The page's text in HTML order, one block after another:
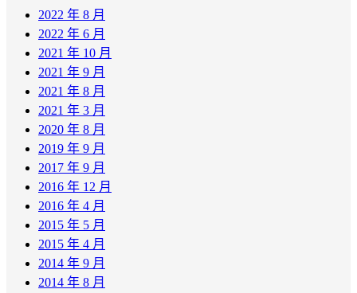
2022 年 8 月
2022 年 6 月
2021 年 10 月
2021 年 9 月
2021 年 8 月
2021 年 3 月
2020 年 8 月
2019 年 9 月
2017 年 9 月
2016 年 12 月
2016 年 4 月
2015 年 5 月
2015 年 4 月
2014 年 9 月
2014 年 8 月